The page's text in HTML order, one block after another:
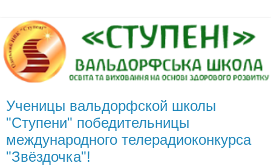
Ученицы вальдорфской школы
"Ступени" победительницы
международного телерадиоконкурса
"Звёздочка"!